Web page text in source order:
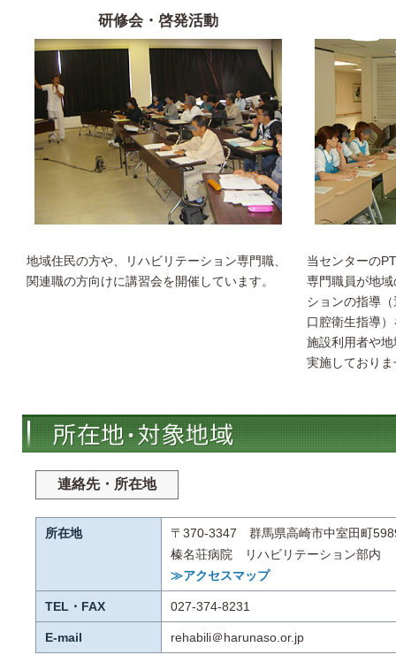
研修会・啓発活動
地域住民の方や、リハビリテーション専門職、
関連職の方向けに講習会を開催しています。
当センターの
専門職員が地
ションの指導
口腔衛生指導
施設利用者や
実施しており
連絡先・所在地
所在地
〒370-3347 群馬県高崎市中室田町
榛名荘病院 リハビリテーション部内
≫アクセスマップ
TEL・FAX 027-374-8231
E-mail rehabili＠harunaso.or.jp